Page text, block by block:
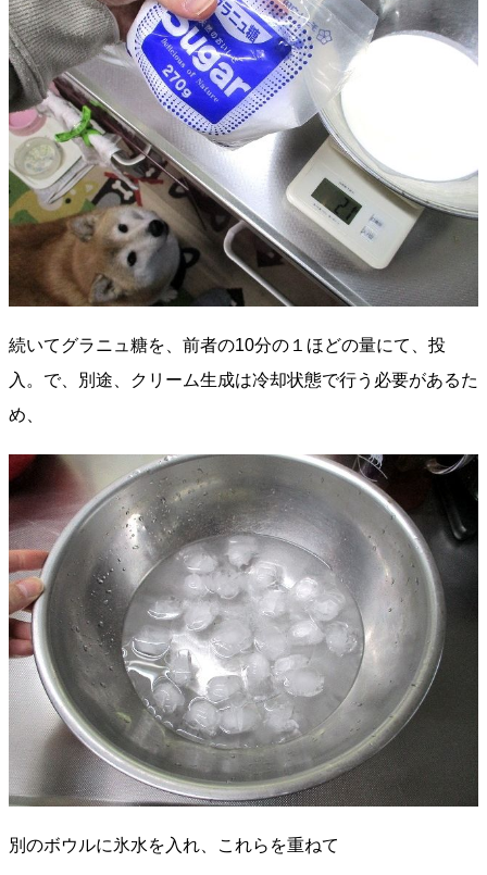
続いてグラニュ糖を、前者の10分の１ほどの量にて、投
入。で、別途、クリーム生成は冷却状態で行う必要があるた
め、
別のボウルに氷水を入れ、これらを重ねて